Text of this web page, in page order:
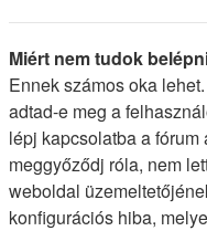
Miért nem tudok
Ennek számos oka
adtad-e meg a
lépj kapcsolatba a
meggyőződj róla, nem
weboldal
konfigurációs hiba,